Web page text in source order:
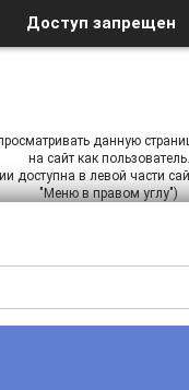
Доступ запрещен
данную
на сайт как пользователь.
доступна в левой части
"Меню в правом углу")